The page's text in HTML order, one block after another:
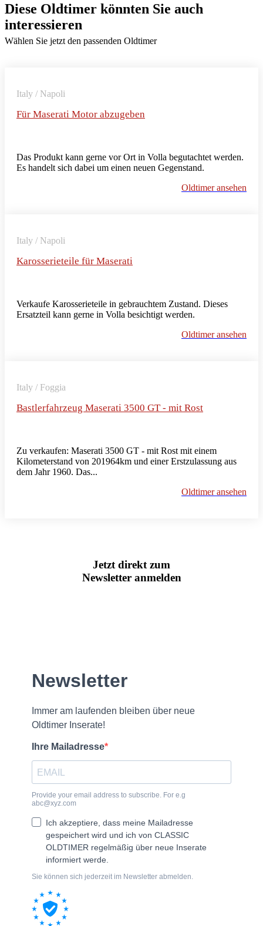
Diese Oldtimer könnten Sie auch
interessieren
Wählen Sie jetzt den passenden Oldtimer
Italy / Napoli
Für Maserati Motor abzugeben
Das Produkt kann gerne vor Ort in Volla begutachtet werden.
Es handelt sich dabei um einen neuen Gegenstand.
Oldtimer ansehen
Italy / Napoli
Karosserieteile für Maserati
Verkaufe Karosserieteile in gebrauchtem Zustand. Dieses
Ersatzteil kann gerne in Volla besichtigt werden.
Oldtimer ansehen
Italy / Foggia
Bastlerfahrzeug Maserati 3500 GT - mit Rost
Zu verkaufen: Maserati 3500 GT - mit Rost mit einem
Kilometerstand von 201964km und einer Erstzulassung aus
dem Jahr 1960. Das...
Oldtimer ansehen
Jetzt direkt zum
Newsletter anmelden